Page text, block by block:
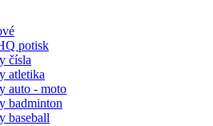
potisk
čísla
atletika
auto - moto
badminton
baseball